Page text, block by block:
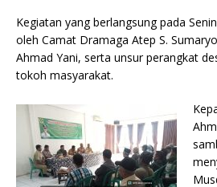
Kegiatan yang berlangsung pada
oleh Camat Dramaga Atep S.
Ahmad Yani, serta unsur perangkat
tokoh masyarakat.